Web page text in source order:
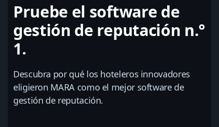
Pruebe el software de
gestión de reputación n.°
1.
Descubra por qué los hoteleros innovadores
eligieron MARA como el mejor software de
gestión de reputación.